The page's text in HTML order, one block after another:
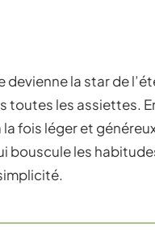
la star de
toutes les assiettes.
fois léger et
bouscule les